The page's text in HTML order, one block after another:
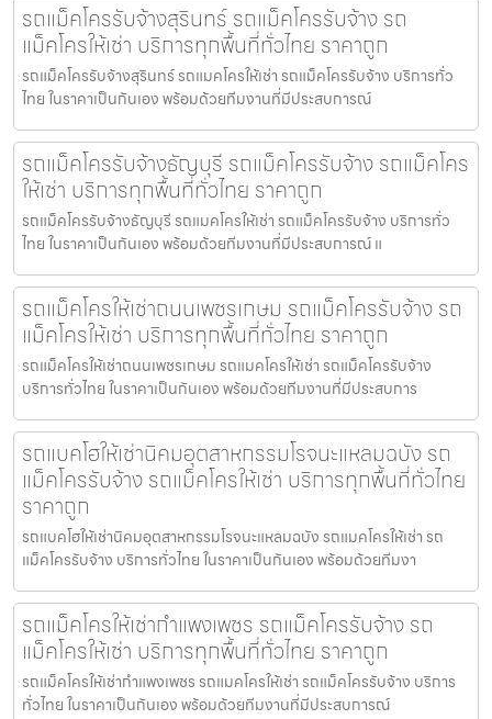
รถแม็คโครรับจ้างสุรินทร์ รถแม็คโครรับจ้าง รถ
แม็คโครให้เช่า บริการทุกพื้นที่ทั่วไทย ราคาถูก
รถแม็คโครรับจ้างสุรินทร์ รถแมคโครให้เช่า รถแม็คโครรับจ้าง บริการทั่ว
ไทย ในราคาเป็นกันเอง พร้อมด้วยทีมงานที่มีประสบการณ์
รถแม็คโครรับจ้างธัญบุรี รถแม็คโครรับจ้าง รถแม็คโคร
ให้เช่า บริการทุกพื้นที่ทั่วไทย ราคาถูก
รถแม็คโครรับจ้างธัญบุรี รถแมคโครให้เช่า รถแม็คโครรับจ้าง บริการทั่ว
ไทย ในราคาเป็นกันเอง พร้อมด้วยทีมงานที่มีประสบการณ์ แ
รถแม็คโครให้เช่าถนนเพชรเกษม รถแม็คโครรับจ้าง รถ
แม็คโครให้เช่า บริการทุกพื้นที่ทั่วไทย ราคาถูก
รถแม็คโครให้เช่าถนนเพชรเกษม รถแมคโครให้เช่า รถแม็คโครรับจ้าง
บริการทั่วไทย ในราคาเป็นกันเอง พร้อมด้วยทีมงานที่มีประสบการ
รถแบคโฮให้เช่านิคมอุตสาหกรรมโรจนะแหลมฉบัง รถ
แม็คโครรับจ้าง รถแม็คโครให้เช่า บริการทุกพื้นที่ทั่วไทย
ราคาถูก
รถแบคโฮให้เช่านิคมอุตสาหกรรมโรจนะแหลมฉบัง รถแมคโครให้เช่า รถ
แม็คโครรับจ้าง บริการทั่วไทย ในราคาเป็นกันเอง พร้อมด้วยทีมงา
รถแม็คโครให้เช่ากำแพงเพชร รถแม็คโครรับจ้าง รถ
แม็คโครให้เช่า บริการทุกพื้นที่ทั่วไทย ราคาถูก
รถแม็คโครให้เช่ากำแพงเพชร รถแมคโครให้เช่า รถแม็คโครรับจ้าง บริการ
ทั่วไทย ในราคาเป็นกันเอง พร้อมด้วยทีมงานที่มีประสบการณ์